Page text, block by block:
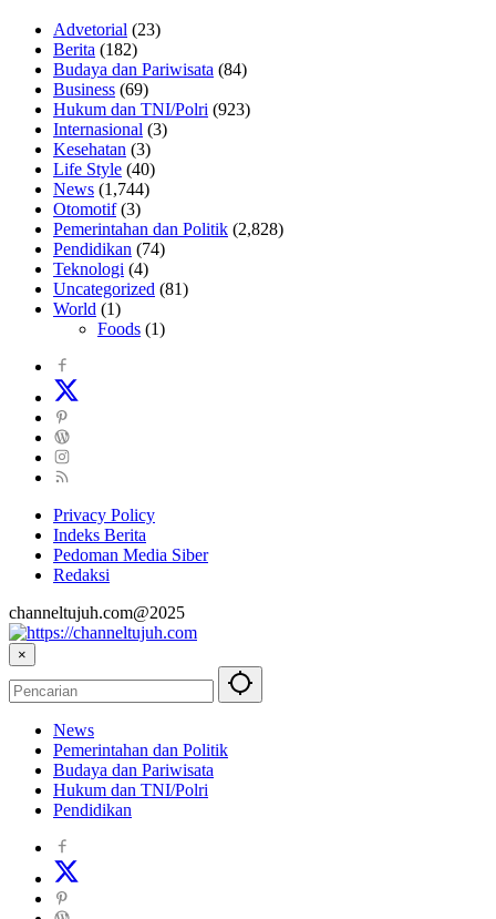
Advetorial (23)
Berita (182)
Budaya dan Pariwisata (84)
Business (69)
Hukum dan TNI/Polri (923)
Internasional (3)
Kesehatan (3)
Life Style (40)
News (1,744)
Otomotif(3)
Pemerintahan dan Politik (2,828)
Pendidikan (74)
Teknologi (4)
Uncategorized (81)
World (1)
Foods (1)
Privacy Policy
Indeks Berita
Pedoman Media Siber
Redaksi
channeltujuh.com@2025
×
News
Pemerintahan dan Politik
Budaya dan Pariwisata
Hukum dan TNI/Polri
Pendidikan